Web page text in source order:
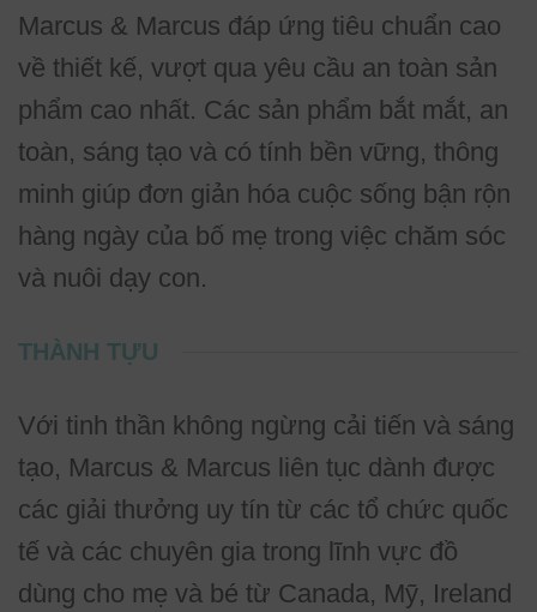
Marcus & Marcus đáp ứng tiêu chuẩn cao
về thiết kế, vượt qua yêu cầu an toàn sản
phẩm cao nhất. Các sản phẩm bắt mắt, an
toàn, sáng tạo và có tính bền vững, thông
minh giúp đơn giản hóa cuộc sống bận rộn
hàng ngày của bố mẹ trong việc chăm sóc
và nuôi dạy con.
THÀNH TỰU
Với tinh thần không ngừng cải tiến và sáng
tạo, Marcus & Marcus liên tục dành được
các giải thưởng uy tín từ các tổ chức quốc
tế và các chuyên gia trong lĩnh vực đồ
dùng cho mẹ và bé từ Canada, Mỹ, Ireland